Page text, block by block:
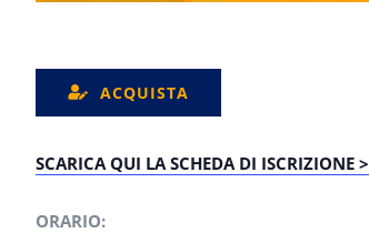
ACQUISTA
SCARICA QUI LA SCHEDA DI ISCRIZIONE >
ORARIO: